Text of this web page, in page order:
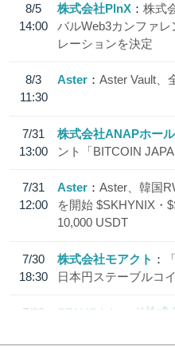
8/5
14:00
株式会社PlnX
株式
バルWeb3カンファ
レーションを決定
8/3
11:30
Aster Aster Vault、
7/31
13:00
株式会社ANAPホー
ント「BITCOIN
7/31
12:00
Aster
Aster、韓国
を開始 $SKHYNIX・
10,000 USDT
7/30
18:30
株式会社モアクト
日本円ステーブルコ
7/29
SBI VCトレード株式